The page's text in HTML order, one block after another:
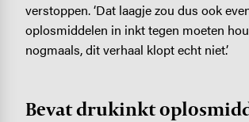
verstoppen. ‘Dat laagje zou dus ook
oplosmiddelen in inkt tegen moeten
nogmaals, dit verhaal klopt echt niet.’
Bevat drukinkt